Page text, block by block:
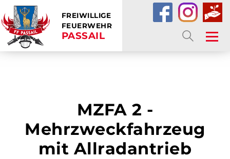
FREIWILLIGE
FEUERWEHR
PASSAIL
MZFA 2 -
Mehrzweckfahrzeug
mit Allradantrieb